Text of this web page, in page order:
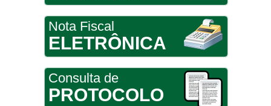
Nota Fiscal
ELETRÔNICA
Consulta de
PROTOCOLO